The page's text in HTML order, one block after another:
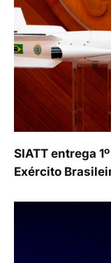
SIATT entrega
Exército